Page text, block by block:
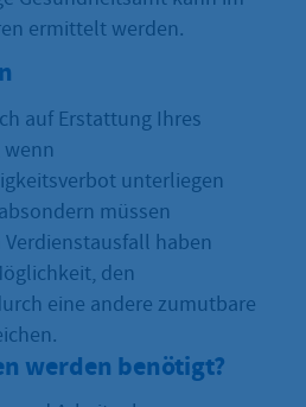
ermittelt werden.
auf Erstattung Ihres
unterliegen
müssen
Verdienstausfall haben
den
eine andere zumutbare
werden benötigt?